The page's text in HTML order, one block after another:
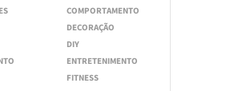
COMPORTAMENTO
DECORAÇÃO
DIY
ENTRETENIMENTO
FITNESS